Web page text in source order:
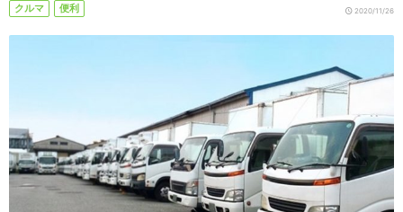
クルマ 便利 2020/11/26